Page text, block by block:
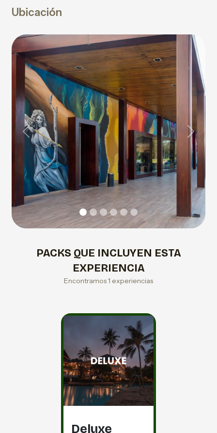
Ubicación
Previous Next
PACKS QUE INCLUYEN ESTA
EXPERIENCIA
Encontramos 1 experiencias
Deluxe